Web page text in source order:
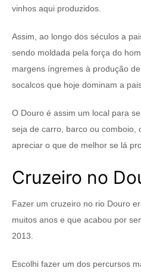
vinhos aqui produzidos.
Assim, ao longo dos séculos a
sendo moldada pela força do
margens íngremes à produção
socalcos que hoje dominam a
O Douro é assim um local para
seja de carro, barco ou comboio,
apreciar o que de melhor se lá
Cruzeiro no
Fazer um cruzeiro no rio Douro
muitos anos e que acabou por
2013.
Escolhi fazer um dos percursos